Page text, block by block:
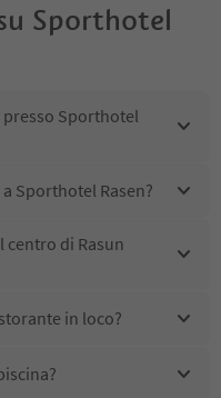
Sporthotel
Sporthotel
Sporthotel Rasen?
centro di Rasun
in loco?